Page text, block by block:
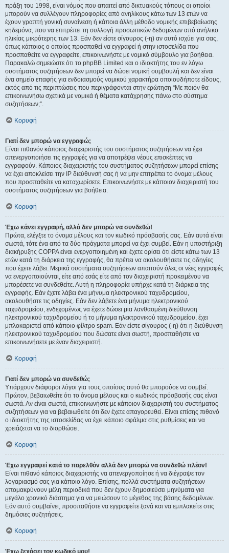
πράξη του 1998, είναι νόμος που απαιτεί από δικτυακούς τόπους οι οποίοι
μπορούν να συλλέγουν πληροφορίες από ανηλίκους κάτω των 13 ετών να
έχουν γραπτή γονική συναίνεση ή κάποια άλλη μέθοδο νομικής επιβεβαίωσης
κηδεμόνα, που να επιτρέπει τη συλλογή προσωπικών δεδομένων από ανήλικο
ηλικίας μικρότερης των 13. Εάν δεν είστε σίγουρος (-η) αν αυτό ισχύει για σας,
όπως κάποιος ο οποίος προσπαθεί να εγγραφεί ή στην ιστοσελίδα που
προσπαθείτε να εγγραφείτε, επικοινωνήστε με νομικό σύμβουλο για βοήθεια.
Παρακαλώ σημειώστε ότι το phpBB Limited και ο ιδιοκτήτης του εν λόγω
συστήματος συζητήσεων δεν μπορεί να δώσει νομική συμβουλή και δεν είναι
ένα σημείο επαφής για ενδοιασμούς νομικού χαρακτήρα οποιουδήποτε είδους,
εκτός από τις περιπτώσεις που περιγράφονται στην ερώτηση “Με ποιόν θα
επικοινωνήσω σχετικά με νομικά ή θέματα κατάχρησης πάνω στο σύστημα
συζητήσεων;”.
Κορυφή
Γιατί δεν μπορώ να εγγραφώ;
Είναι πιθανόν κάποιος διαχειριστής του συστήματος συζητήσεων να έχει
απενεργοποιήσει τις εγγραφές για να αποτρέψει νέους επισκέπτες να
εγγραφούν. Κάποιος διαχειριστής του συστήματος συζητήσεων μπορεί επίσης
να έχει αποκλείσει την IP διεύθυνσή σας ή να μην επιτρέπει το όνομα μέλους
που προσπαθείτε να καταχωρίσετε. Επικοινωνήστε με κάποιον διαχειριστή του
συστήματος συζητήσεων για βοήθεια.
Κορυφή
Έχω κάνει εγγραφή, αλλά δεν μπορώ να συνδεθώ!
Πρώτα, ελέγξτε το όνομα μέλους και τον κωδικό πρόσβασής σας. Εάν αυτά είναι
σωστά, τότε ένα από τα δύο πράγματα μπορεί να έχει συμβεί. Εάν η υποστήριξη
διακήρυξης COPPA είναι ενεργοποιημένη και έχετε ορίσει ότι είστε κάτω των 13
ετών κατά τη διάρκεια της εγγραφής, θα πρέπει να ακολουθήσετε τις οδηγίες
που έχετε λάβει. Μερικά συστήματα συζητήσεων απαιτούν όλες οι νέες εγγραφές
να ενεργοποιούνται, είτε από εσάς είτε από τον διαχειριστή προκειμένου να
μπορέσετε να συνδεθείτε. Αυτή η πληροφορία υπήρχε κατά τη διάρκεια της
εγγραφής. Εάν έχετε λάβει ένα μήνυμα ηλεκτρονικού ταχυδρομείου,
ακολουθήστε τις οδηγίες. Εάν δεν λάβετε ένα μήνυμα ηλεκτρονικού
ταχυδρομείου, ενδεχομένως να έχετε δώσει μια λανθασμένη διεύθυνση
ηλεκτρονικού ταχυδρομείου ή το μήνυμα ηλεκτρονικού ταχυδρομείου, έχει
μπλοκαριστεί από κάποιο φίλτρο spam. Εάν είστε σίγουρος (-η) ότι η διεύθυνση
ηλεκτρονικού ταχυδρομείου που δώσατε είναι σωστή, προσπαθήστε να
επικοινωνήσετε με έναν διαχειριστή.
Κορυφή
Γιατί δεν μπορώ να συνδεθώ;
Υπάρχουν διάφοροι λόγοι για τους οποίους αυτό θα μπορούσε να συμβεί.
Πρώτον, βεβαιωθείτε ότι το όνομα μέλους και ο κωδικός πρόσβασής σας είναι
σωστά. Αν είναι σωστά, επικοινωνήστε με κάποιον διαχειριστή του συστήματος
συζητήσεων για να βεβαιωθείτε ότι δεν έχετε απαγορευθεί. Είναι επίσης πιθανό
ο ιδιοκτήτης της ιστοσελίδας να έχει κάποιο σφάλμα στις ρυθμίσεις και να
χρειάζεται να το διορθώσει.
Κορυφή
Έχω εγγραφεί κατά το παρελθόν αλλά δεν μπορώ να συνδεθώ πλέον!
Είναι πιθανό κάποιος διαχειριστής να απενεργοποίησε ή να διέγραψε τον
λογαριασμό σας για κάποιο λόγο. Επίσης, πολλά συστήματα συζητήσεων
απομακρύνουν μέλη περιοδικά που δεν έχουν δημοσιεύσει μηνύματα για
μεγάλο χρονικό διάστημα για να μειώσουν το μέγεθος της βάσης δεδομένων.
Εάν αυτό συμβαίνει, προσπαθήστε να εγγραφείτε ξανά και να εμπλακείτε στις
δημόσιες συζητήσεις.
Κορυφή
Έχω ξεχάσει τον κωδικό μου!